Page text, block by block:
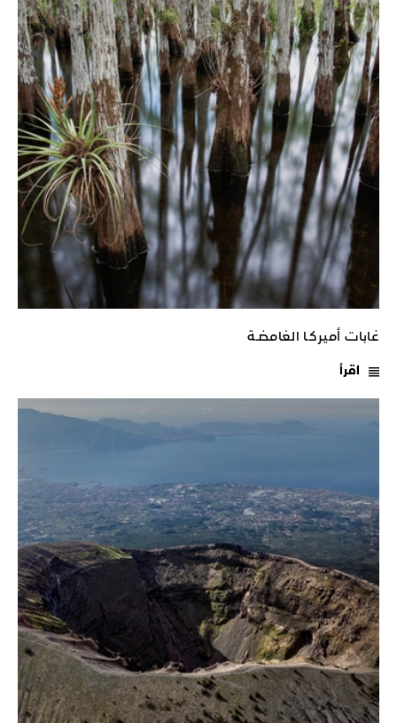
غابات أميركـا الغامضـة
اقرأ